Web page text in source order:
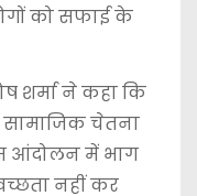
को सफाई के
शर्मा ने कहा कि
चेतना
आंदोलन में भाग
नहीं कर